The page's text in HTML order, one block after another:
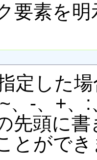
要素を
定した
、-、+、
先頭に
とがで